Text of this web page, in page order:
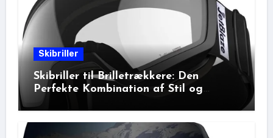
Skibriller
Skibriller til Brilletrækkere: Den
Perfekte Kombination af Stil og
Beskyttelse